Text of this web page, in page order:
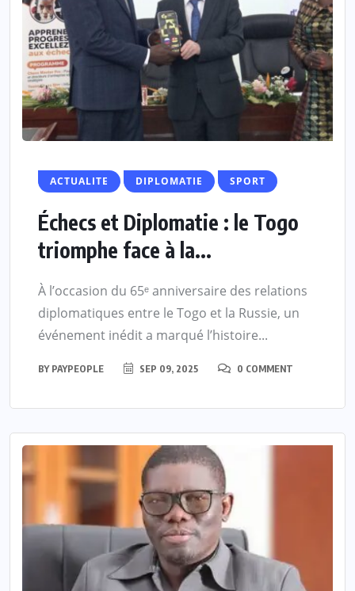
ACTUALITE DIPLOMATIE SPORT
Échecs et Diplomatie : le Togo
triomphe face à la...
À l’occasion du 65ᵉ anniversaire des relations
diplomatiques entre le Togo et la Russie, un
événement inédit a marqué l’histoire...
BY PAYPEOPLE SEP 09, 2025 0 COMMENT